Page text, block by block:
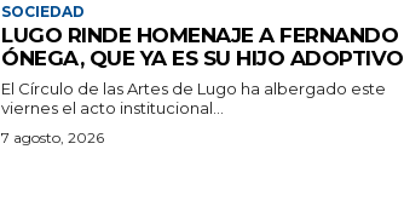
SOCIEDAD
LUGO RINDE HOMENAJE A FERNANDO
ÓNEGA, QUE YA ES SU HIJO ADOPTIVO
El Círculo de las Artes de Lugo ha albergado este
viernes el acto institucional...
7 agosto, 2026